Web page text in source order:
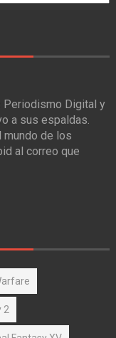
Periodismo Digital y
a sus espaldas.
mundo de los
al correo que
2